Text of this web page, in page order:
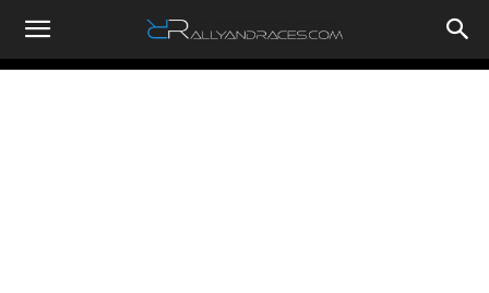
RallyandRaces.com